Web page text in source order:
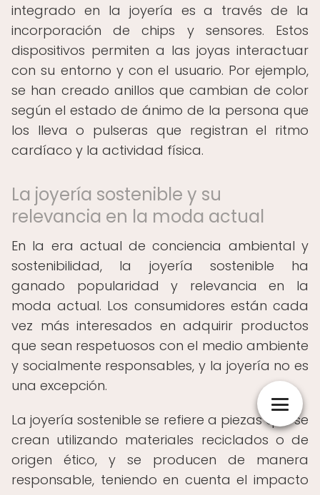
integrado en la joyería es a través de la
incorporación de chips y sensores. Estos
dispositivos permiten a las joyas interactuar
con su entorno y con el usuario. Por ejemplo,
se han creado anillos que cambian de color
según el estado de ánimo de la persona que
los lleva o pulseras que registran el ritmo
cardíaco y la actividad física.
La joyería sostenible y su
relevancia en la moda actual
En la era actual de conciencia ambiental y
sostenibilidad, la joyería sostenible ha
ganado popularidad y relevancia en la
moda actual. Los consumidores están cada
vez más interesados en adquirir productos
que sean respetuosos con el medio ambiente
y socialmente responsables, y la joyería no es
una excepción.
La joyería sostenible se refiere a piezas que se
crean utilizando materiales reciclados o de
origen ético, y se producen de manera
responsable, teniendo en cuenta el impacto